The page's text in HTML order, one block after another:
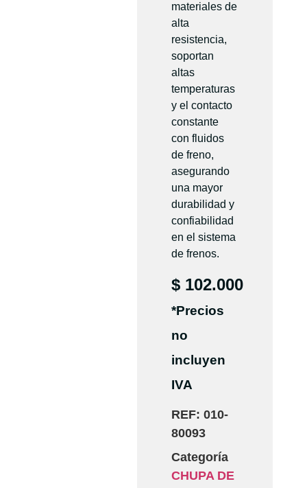
materiales de
alta
resistencia,
soportan
altas
temperaturas
y el contacto
constante
con fluidos
de freno,
asegurando
una mayor
durabilidad y
confiabilidad
en el sistema
de frenos.
$102.000
*Precios
no
incluyen
IVA
REF: 010-
80093
Categoría
CHUPA DE